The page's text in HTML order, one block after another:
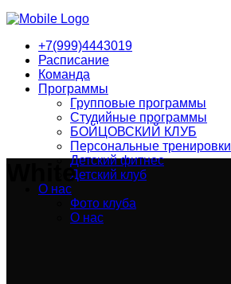
+7(999)4443019
Расписание
Команда
Программы
Групповые программы
Студийные программы
БОЙЦОВСКИЙ КЛУБ
Персональные тренировки
Детский фитнес
Детский клуб
О нас
Фото клуба
О нас
White